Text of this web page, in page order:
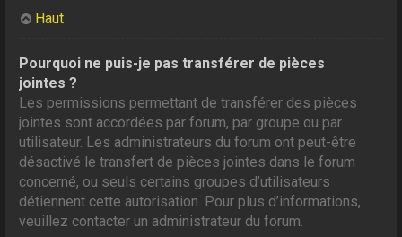
Haut
Pourquoi ne puis-je pas transférer de pièces
jointes ?
Les permissions permettant de transférer des pièces
jointes sont accordées par forum, par groupe ou par
utilisateur. Les administrateurs du forum ont peut-être
désactivé le transfert de pièces jointes dans le forum
concerné, ou seuls certains groupes d’utilisateurs
détiennent cette autorisation. Pour plus d’informations,
veuillez contacter un administrateur du forum.